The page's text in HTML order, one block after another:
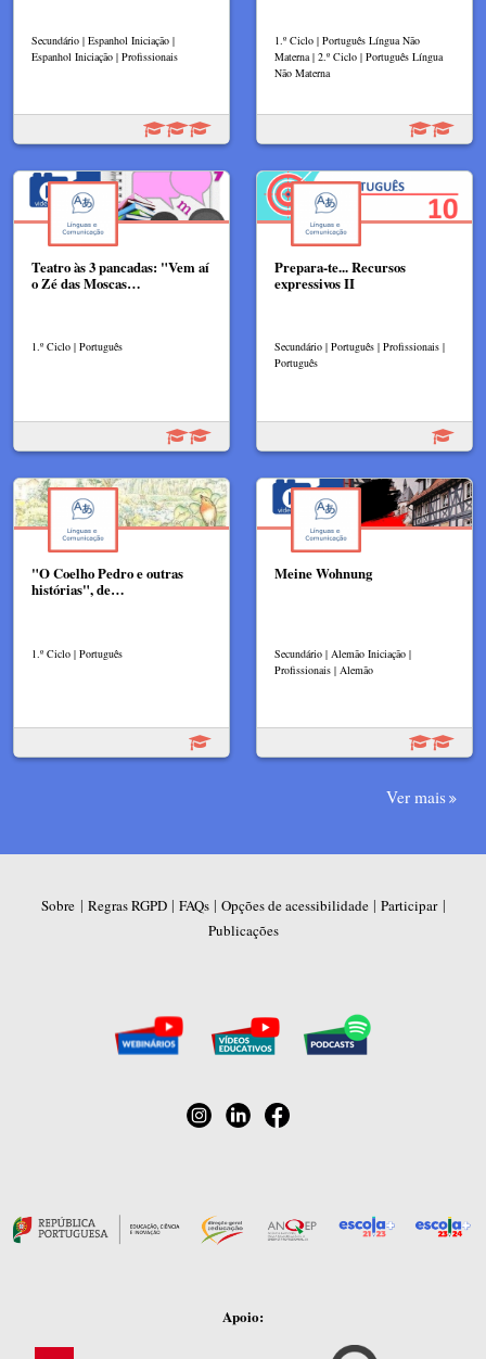
Secundário | Espanhol Iniciação |
Espanhol Iniciação | Profissionais
1.º Ciclo | Português Língua Não
Materna | 2.º Ciclo | Português Língua
Não Materna
Teatro às 3 pancadas: "Vem aí
o Zé das Moscas…
1.º Ciclo | Português
Prepara-te... Recursos
expressivos II
Secundário | Português | Profissionais |
Português
"O Coelho Pedro e outras
histórias", de…
1.º Ciclo | Português
Meine Wohnung
Secundário | Alemão Iniciação |
Profissionais | Alemão
Ver mais
Sobre | Regras RGPD| FAQs| Opções de acessibilidade| Participar|
Publicações
Apoio: